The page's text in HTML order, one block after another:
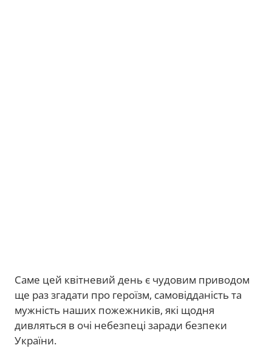
Саме цей квітневий день є чудовим приводом
ще раз згадати про героїзм, самовідданість та
мужність наших пожежників, які щодня
дивляться в очі небезпеці заради безпеки
України.